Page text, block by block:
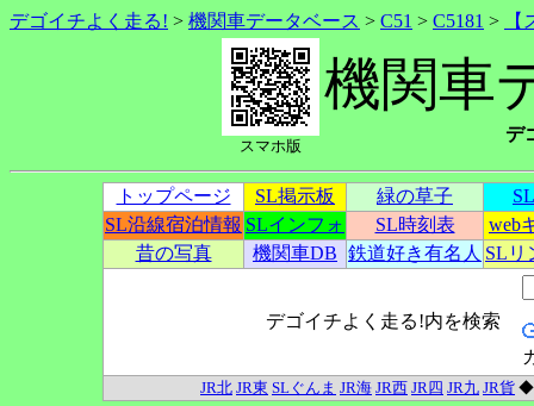
デゴイチよく走る! > 機関車データベース > C51 > C5181 >
スマホ版
機関車
デ
トップページ SL掲示板 緑の草子
SL沿線宿泊情報 SLインフォ SL時刻表
web
昔の写真
機関車DB 鉄道好き有名人 SLリ
デゴイチよく走る!内を検索
JR北 JR東 SLぐんま JR海 JR西 JR四 JR九 JR貨